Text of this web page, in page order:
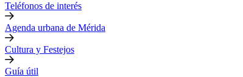
Teléfonos de interés
Agenda urbana de Mérida
Cultura y Festejos
Guía útil